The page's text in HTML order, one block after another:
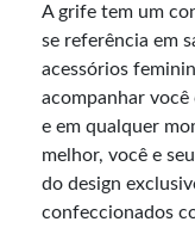
A grife tem um
se referência em
acessórios
acompanhar
e em qualquer
melhor, você e
do design
confeccionados